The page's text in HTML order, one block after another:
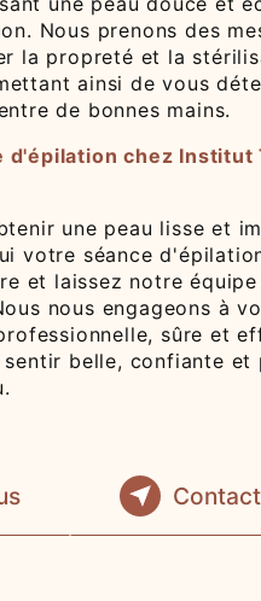
Nous prenons des
la propreté et la
ainsi de vous
de bonnes mains.
d'épilation chez Institut
une peau lisse et
votre séance
et laissez notre
nous engageons à
sûre et
belle, confiante et